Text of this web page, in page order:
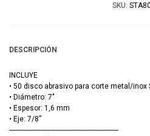
SKU:
DESCRIPCIÓN
INCLUYE
• 50 disco abrasivo para corte metal/inox
• Diámetro: 7"
• Espesor: 1,6 mm
• Eje: 7/8”
------------------------------------------------------------